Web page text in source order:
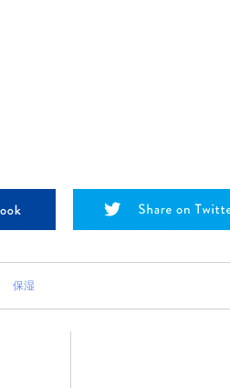
保湿